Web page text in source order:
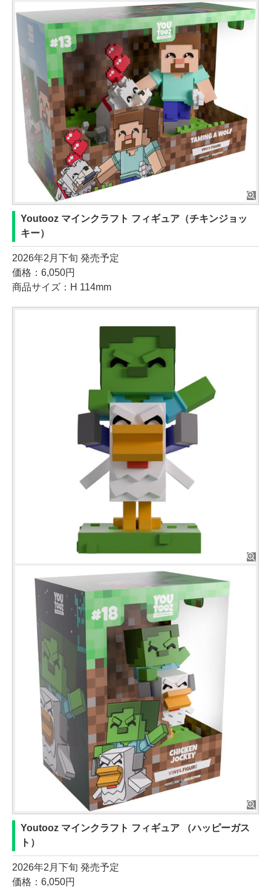
Youtooz マインクラフト フィギュア（チキンジョッ
キー）
2026年2月下旬 発売予定
価格：6,050円
商品サイズ：H 114mm
Youtooz マインクラフト フィギュア （ハッピーガス
ト）
2026年2月下旬 発売予定
価格：6,050円